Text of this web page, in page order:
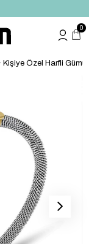
0
Kişiye Özel Harfli